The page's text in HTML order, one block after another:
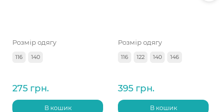
Розмір одягу
116 140
275 грн.
В кошик
Розмір одягу
116 122 140 146
395 грн.
В кошик